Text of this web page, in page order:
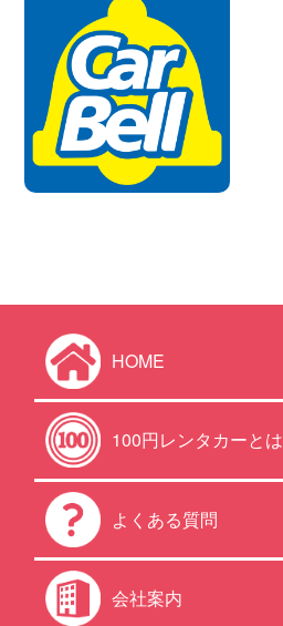
HOME
100円レンタカーとは
よくある質問
会社案内